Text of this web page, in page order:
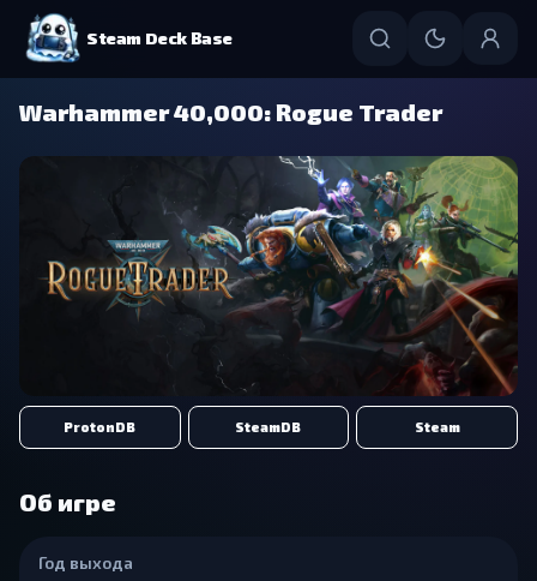
Steam Deck Base
Warhammer 40,000: Rogue Trader
ProtonDB SteamDB Steam
Об игре
Год выхода